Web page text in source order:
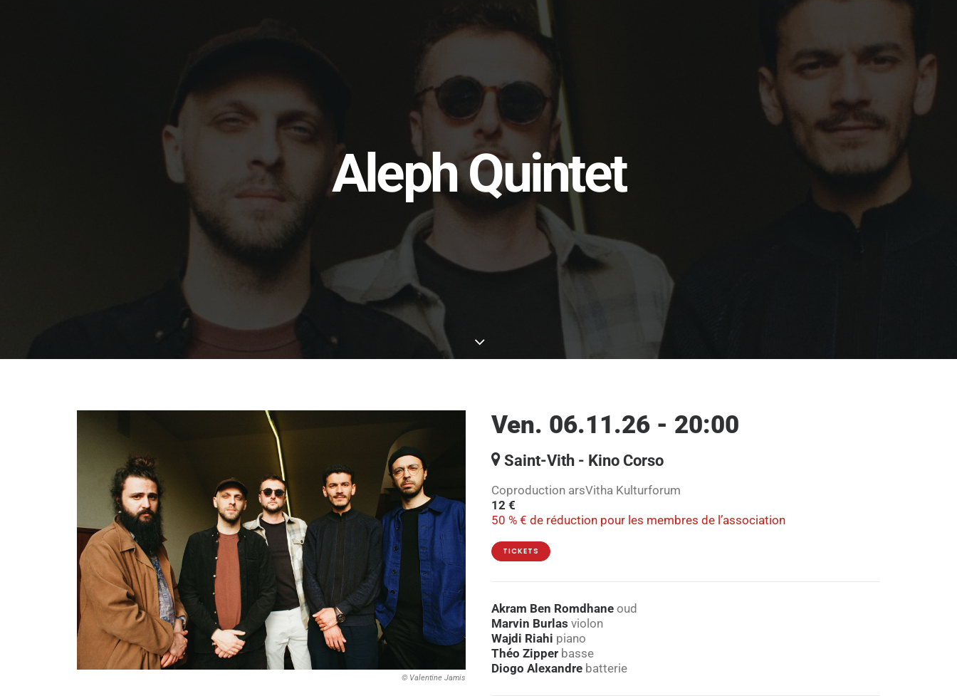
Aleph Quintet
© Valentine Jamis
Ven. 06.11.26 - 20:00
Saint-Vith - Kino Corso
Coproduction arsVitha Kulturforum
12 €
50 % € de réduction pour les membres de l’association
TICKETS
Akram Ben Romdhane oud
Marvin Burlas violon
Wajdi Riahi piano
Théo Zipper basse
Diogo Alexandre batterie